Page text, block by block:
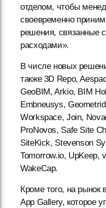
отделом, чтобы
своевременно
решения, связанные
расходами».
В числе новых
также 3D Repo,
GeoBIM, Arkio, BIM
Embneusys,
Workspace, Join,
ProNovos, Safe Site
SiteKick, Stevenson
Tomorrow.io, UpKeep,
WakeCap.
Кроме того, на
App Gallery, которое